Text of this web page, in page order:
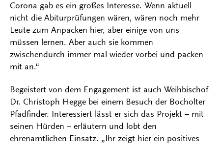
Corona gab es ein großes Interesse. Wenn aktuell
nicht die Abiturprüfungen wären, wären noch mehr
Leute zum Anpacken hier, aber einige von uns
müssen lernen. Aber auch sie kommen
zwischendurch immer mal wieder vorbei und packen
mit an.“
Begeistert von dem Engagement ist auch Weihbischof
Dr. Christoph Hegge bei einem Besuch der Bocholter
Pfadfinder. Interessiert lässt er sich das Projekt – mit
seinen Hürden – erläutern und lobt den
ehrenamtlichen Einsatz. „Ihr zeigt hier ein positives